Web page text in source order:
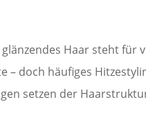
glänzendes Haar steht für
– doch häufiges
setzen der